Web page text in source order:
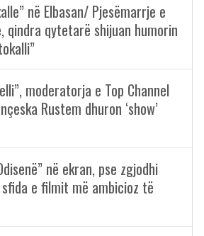
në Elbasan/ Pjesëmarrje e
qindra qytetarë shijuan humorin
moderatorja e Top Channel
Rustem dhuron ‘show’
në ekran, pse zgjodhi
e filmit më ambicioz të